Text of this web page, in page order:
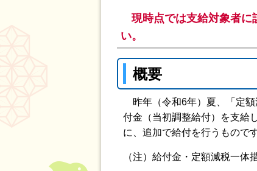
現時点では支給対象者に
い。
概要
昨年（令和6年）夏、「定額
付金（当初調整給付）を支給
に、追加で給付を行うもので
（注）給付金・定額減税一体